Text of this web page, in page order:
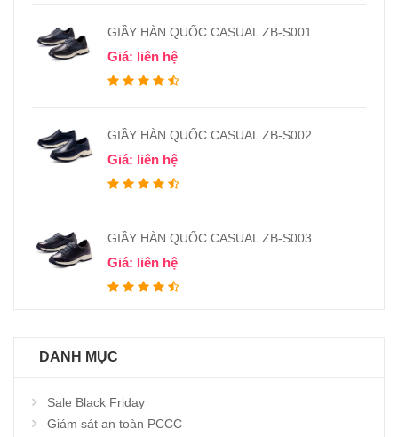
GIẦY HÀN QUỐC CASUAL ZB-S001
Giá: liên hệ
GIẦY HÀN QUỐC CASUAL ZB-S002
Giá: liên hệ
GIẦY HÀN QUỐC CASUAL ZB-S003
Giá: liên hệ
DANH MỤC
Sale Black Friday
Giám sát an toàn PCCC